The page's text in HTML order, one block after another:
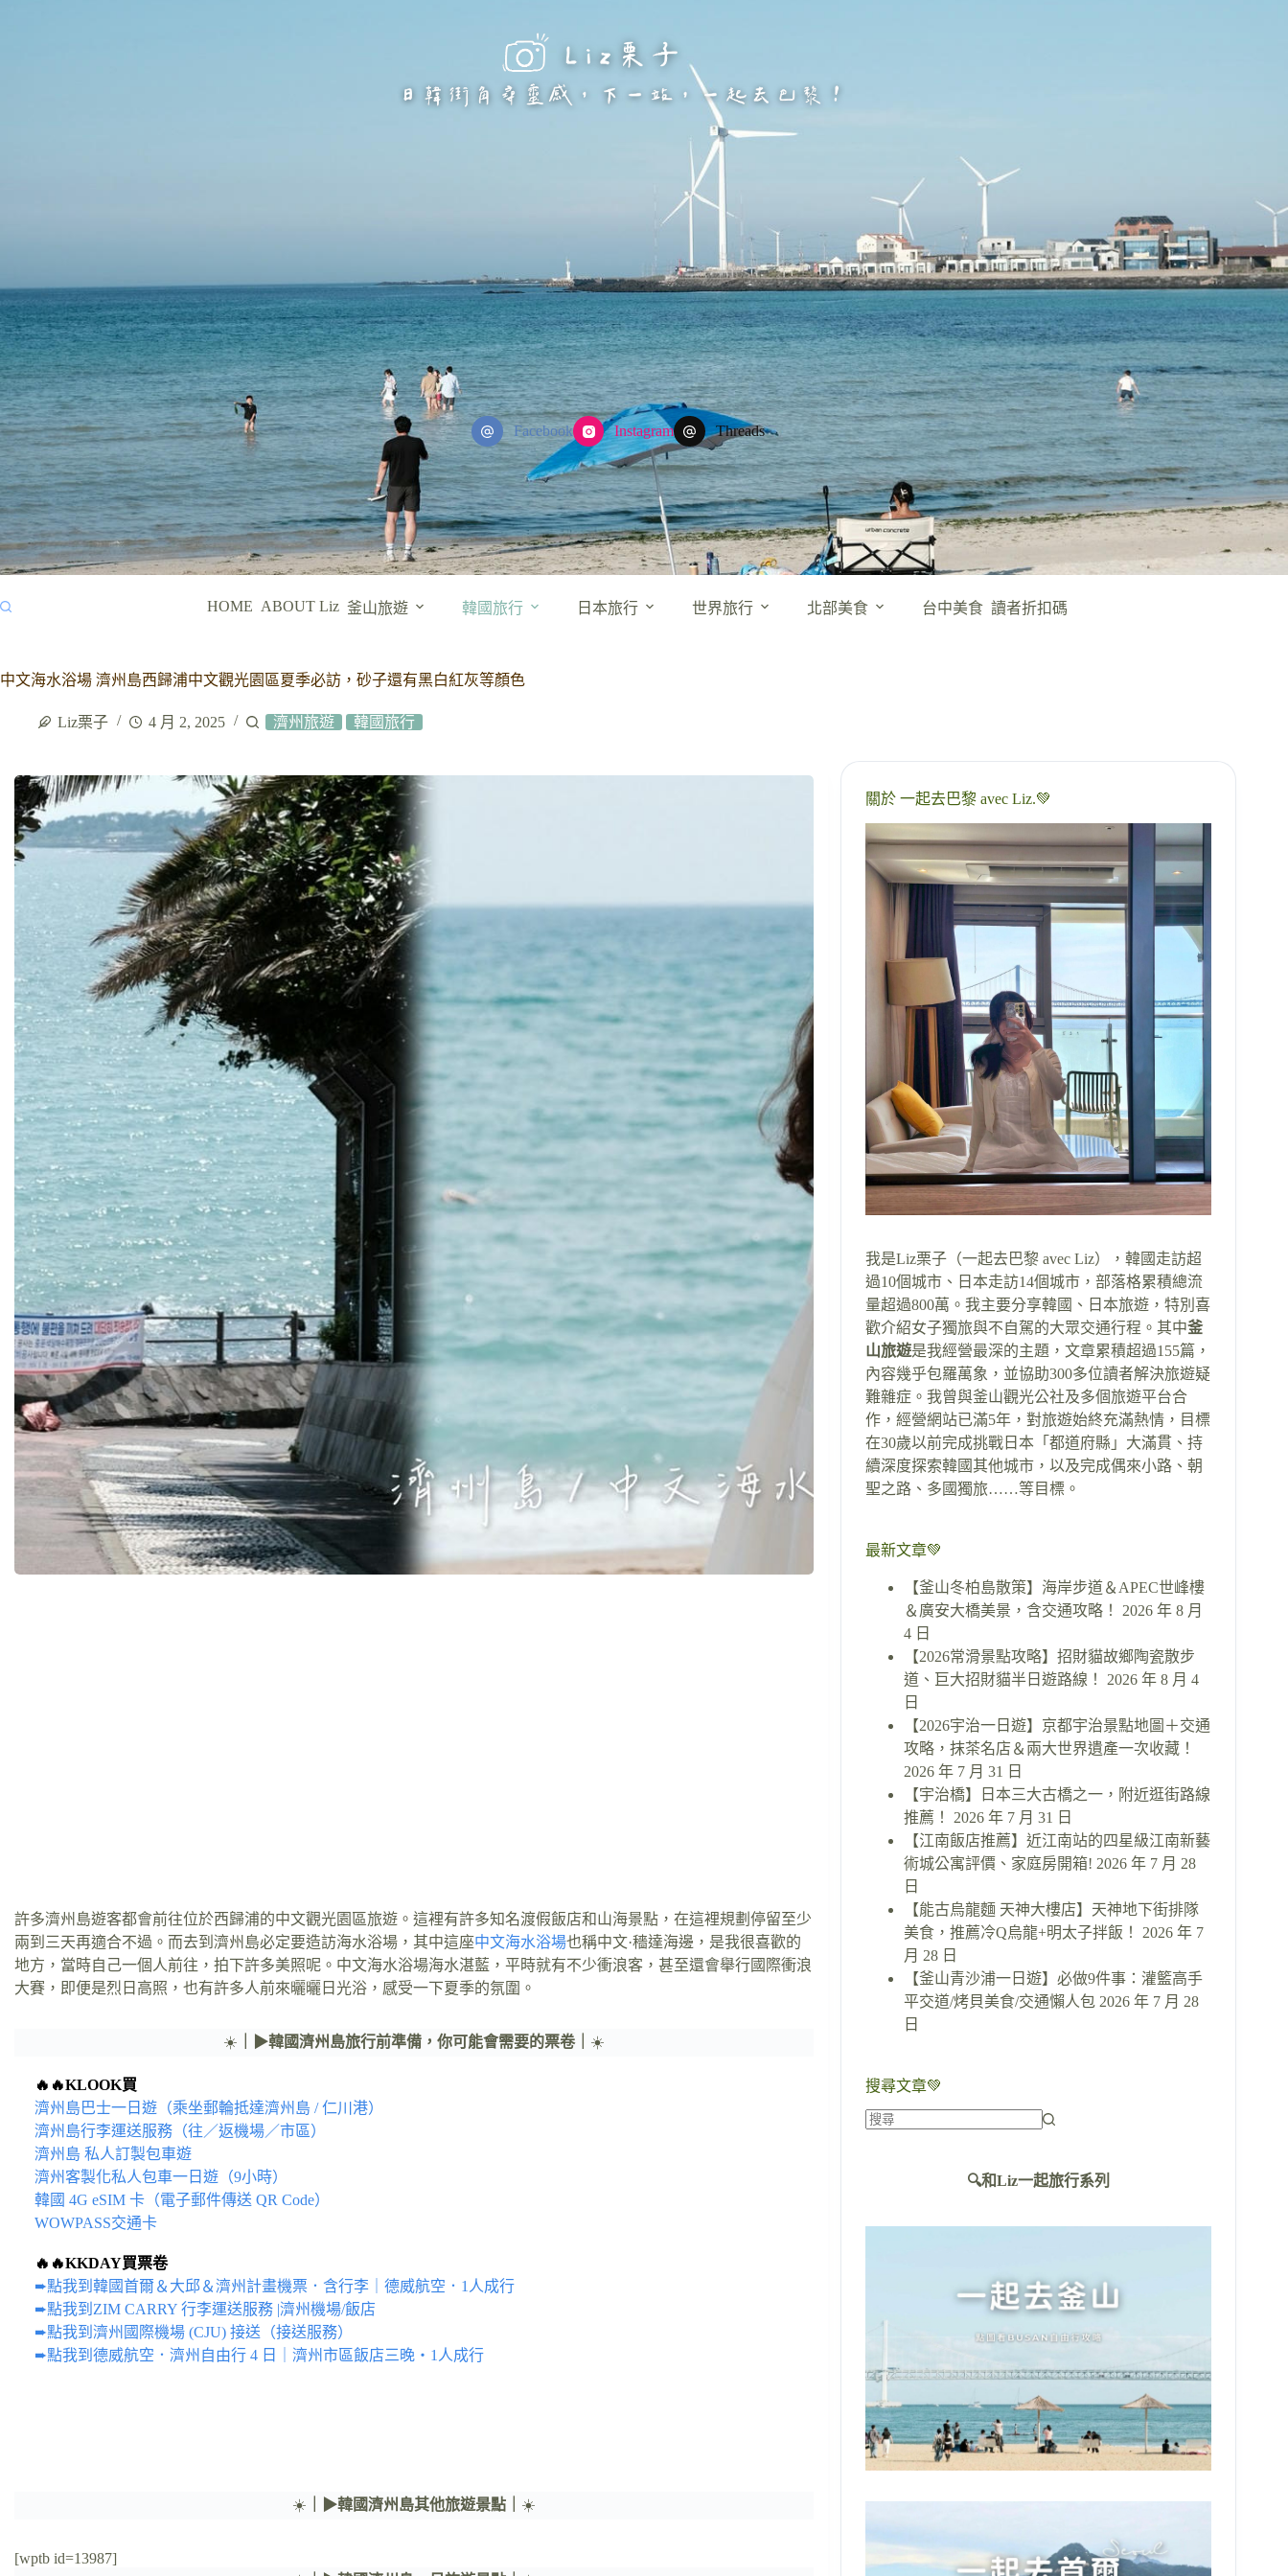
Facebook Instagram Threads
HOME ABOUT Liz 釜山旅遊 韓國旅行 日本旅行 世界旅行 北部美食 台中美食 讀者折扣碼
中文海水浴場 濟州島西歸浦中文觀光園區夏季必訪，砂子還有黑白紅灰等顏色
Liz栗子 4 月 2, 2025 濟州旅遊 韓國旅行
許多濟州島遊客都會前往位於西歸浦的中文觀光園區旅遊。這裡有許多知名渡假飯店和山海景點，在這裡規劃停留至少
兩到三天再適合不過。而去到濟州島必定要造訪海水浴場，其中這座中文海水浴場也稱中文·穡達海邊，是我很喜歡的
地方，當時自己一個人前往，拍下許多美照呢。中文海水浴場海水湛藍，平時就有不少衝浪客，甚至還會舉行國際衝浪
大賽，即便是烈日高照，也有許多人前來曬曬日光浴，感受一下夏季的氛圍。
☀️ ｜▶韓國濟州島旅行前準備，你可能會需要的票卷｜ ☀️
🔥🔥KLOOK買
濟州島巴士一日遊（乘坐郵輪抵達濟州島 / 仁川港）
濟州島行李運送服務（往／返機場／市區）
濟州島 私人訂製包車遊
濟州客製化私人包車一日遊（9小時）
韓國 4G eSIM 卡（電子郵件傳送 QR Code）
WOWPASS交通卡
🔥🔥KKDAY買票卷
➨點我到韓國首爾＆大邱＆濟州計畫機票．含行李｜德威航空．1人成行
➨點我到ZIM CARRY 行李運送服務 |濟州機場/飯店
➨點我到濟州國際機場 (CJU) 接送（接送服務）
➨點我到德威航空．濟州自由行 4 日｜濟州市區飯店三晚・1人成行
☀️ ｜▶韓國濟州島其他旅遊景點｜ ☀️
[wptb id=13987]
關於 一起去巴黎 avec Liz.💚
我是Liz栗子（一起去巴黎 avec Liz），韓國走訪超
過10個城市、日本走訪14個城市，部落格累積總流
量超過800萬。我主要分享韓國、日本旅遊，特別喜
歡介紹女子獨旅與不自駕的大眾交通行程。其中釜
山旅遊是我經營最深的主題，文章累積超過155篇，
內容幾乎包羅萬象，並協助300多位讀者解決旅遊疑
難雜症。我曾與釜山觀光公社及多個旅遊平台合
作，經營網站已滿5年，對旅遊始終充滿熱情，目標
在30歲以前完成挑戰日本「都道府縣」大滿貫、持
續深度探索韓國其他城市，以及完成偶來小路、朝
聖之路、多國獨旅……等目標。
最新文章💚
【釜山冬柏島散策】海岸步道＆APEC世峰樓
＆廣安大橋美景，含交通攻略！
2026 年 8 月
4 日
【2026常滑景點攻略】招財貓故鄉陶瓷散步
道、巨大招財貓半日遊路線！
2026 年 8 月 4
日
【2026宇治一日遊】京都宇治景點地圖＋交通
攻略，抹茶名店＆兩大世界遺產一次收藏！
2026 年 7 月 31 日
【宇治橋】日本三大古橋之一，附近逛街路線
推薦！
2026 年 7 月 31 日
【江南飯店推薦】近江南站的四星級江南新藝
術城公寓評價、家庭房開箱! 2026 年 7 月 28
日
【能古烏龍麵 天神大樓店】天神地下街排隊
美食，推薦冷Q烏龍+明太子拌飯！
2026 年 7
月 28 日
【釜山青沙浦一日遊】必做9件事：灌籃高手
平交道/烤貝美食/交通懶人包 2026 年 7 月 28
日
搜尋文章💚
🔍和Liz一起旅行系列